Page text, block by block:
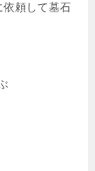
依頼して墓石